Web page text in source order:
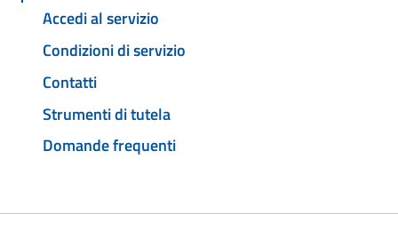
Accedi al servizio
Condizioni di servizio
Contatti
Strumenti di tutela
Domande frequenti